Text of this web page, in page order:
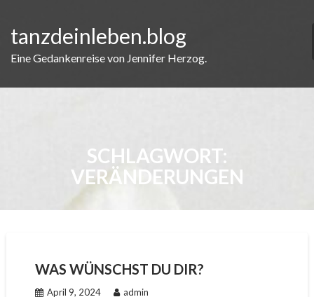
content
tanzdeinleben.blog
Eine Gedankenreise von Jennifer Herzog.
SCHLAGWORT:
VERÄNDERUNGEN
WAS WÜNSCHST DU DIR?
April 9, 2024 admin